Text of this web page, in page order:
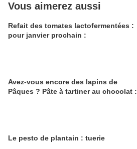
Vous aimerez aussi
Refait des tomates lactofermentées :
pour janvier prochain :
Avez-vous encore des lapins de
Pâques ? Pâte à tartiner au chocolat :
Le pesto de plantain : tuerie